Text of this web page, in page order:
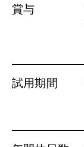
賞与
試用期間